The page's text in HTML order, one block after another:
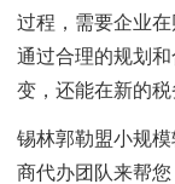
过程，需要企业在
通过合理的规划
变，还能在新的税
锡林郭勒盟小规
商代办团队来帮您